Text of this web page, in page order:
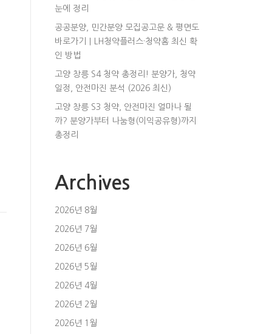
눈에 정리
공공분양, 민간분양 모집공고문 & 평면도
바로가기｜LH청약플러스·청약홈 최신 확
인 방법
고양 창릉 S4 청약 총정리! 분양가, 청약
일정, 안전마진 분석 (2026 최신)
고양 창릉 S3 청약, 안전마진 얼마나 될
까? 분양가부터 나눔형(이익공유형)까지
총정리
Archives
2026년 8월
2026년 7월
2026년 6월
2026년 5월
2026년 4월
2026년 2월
2026년 1월